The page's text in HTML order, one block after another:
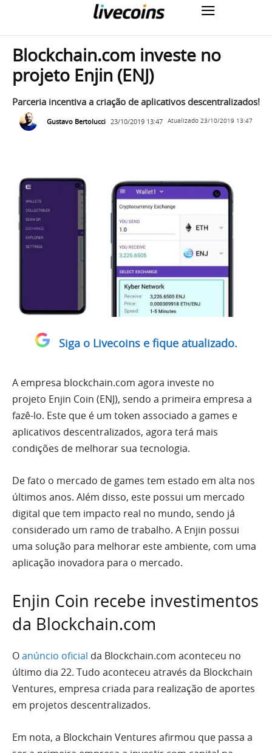
Blockchain.com investe no
projeto Enjin (ENJ)
Parceria incentiva a criação de aplicativos descentralizados!
Gustavo Bertolucci 23/10/2019 13:47 Atualizado 23/10/2019 13:47
Siga o Livecoins e fique atualizado.
A empresa blockchain.com agora investe no
projeto Enjin Coin (ENJ), sendo a primeira empresa a
fazê-lo. Este que é um token associado a games e
aplicativos descentralizados, agora terá mais
condições de melhorar sua tecnologia.
De fato o mercado de games tem estado em alta nos
últimos anos. Além disso, este possui um mercado
digital que tem impacto real no mundo, sendo já
considerado um ramo de trabalho. A Enjin possui
uma solução para melhorar este ambiente, com uma
aplicação inovadora para o mercado.
Enjin Coin recebe investimentos
da Blockchain.com
Oanúncio oficial da Blockchain.com aconteceu no
último dia 22. Tudo aconteceu através da Blockchain
Ventures, empresa criada para realização de aportes
em projetos descentralizados.
Em nota, a Blockchain Ventures afirmou que passa a